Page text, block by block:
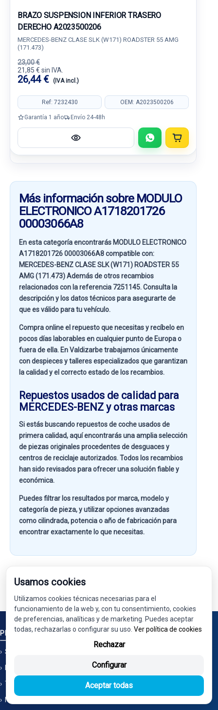
BRAZO SUSPENSION INFERIOR TRASERO
DERECHO A2023500206
MERCEDES-BENZ CLASE SLK (W171) ROADSTER 55 AMG
(171.473)
23,00 €
21,85 € sin IVA.
26,44 € (IVA incl.)
Ref: 7232430 OEM: A2023500206
Garantía 1 año Envío 24-48h
Más información sobre MODULO
ELECTRONICO A1718201726
00003066A8
En esta categoría encontrarás MODULO ELECTRONICO
A1718201726 00003066A8 compatible con:
MERCEDES-BENZ CLASE SLK (W171) ROADSTER 55
AMG (171.473)Además de otros recambios
relacionados con la referencia 7251145. Consulta la
descripción y los datos técnicos para asegurarte de
que es válido para tu vehículo.
Compra online el repuesto que necesitas y recíbelo en
pocos días laborables en cualquier punto de Europa o
fuera de ella. EnValdizarbetrabajamos únicamente
con despieces y talleres especializados que garantizan
la calidad y el correcto estado de los recambios.
Repuestos usados de calidad para
MERCEDES-BENZ y otras marcas
Si estás buscandorepuestos de coche usados de
primera calidad, aquí encontrarás una amplia selección
de piezas originales procedentes de desguaces y
centros de reciclaje autorizados. Todos los recambios
han sido revisados para ofrecer una solución fiable y
económica.
Puedes filtrar los resultados pormarca, modelo y
categoría de pieza, y utilizar opciones avanzadas
comocilindrada, potencia o año de fabricaciónpara
encontrar exactamente lo que necesitas.
PIEZAS
Solicitud de piezas
También nos encontrarás en Ecoparts
No vendemos en Wallapop - No tenemos tienda
Usamos cookies
Utilizamos cookies técnicas necesarias para el
funcionamiento de la web y, con tu consentimiento, cookies
de preferencias, analíticas y de marketing. Puedes aceptar
todas, rechazarlas o configurar su uso. Ver política de cookies
Rechazar
Configurar
Aceptar todas